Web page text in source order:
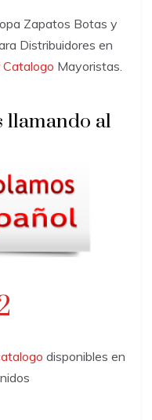
Zapatos Botas y
Distribuidores en
Mayoristas.
llamando al
disponibles en